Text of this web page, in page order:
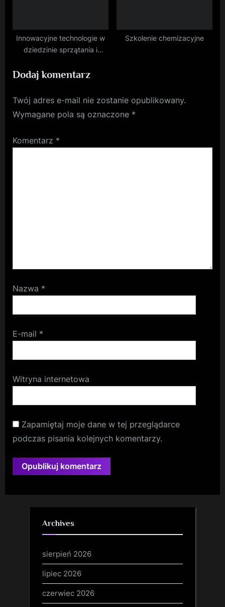
Innowacyjne technologie w
dziedzinie sprzątania i
Szkolenie chemizacyjne
Dodaj komentarz
Twój adres e-mail nie zostanie opublikowany.
Wymagane pola są oznaczone *
Komentarz *
Nazwa *
E-mail *
Witryna internetowa
Zapamiętaj moje dane w tej przeglądarce
podczas pisania kolejnych komentarzy.
Archives
sierpień 2026
lipiec 2026
czerwiec 2026